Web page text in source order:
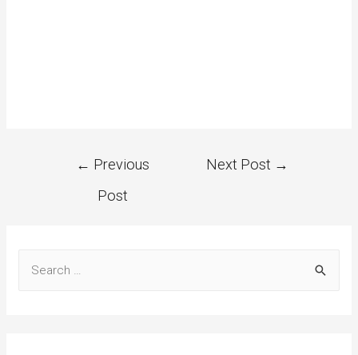
← Previous
Post
Next Post →